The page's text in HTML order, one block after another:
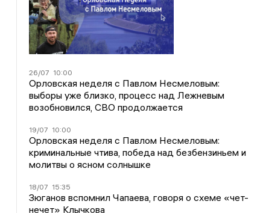
26/07 10:00
Орловская неделя с Павлом Несмеловым:
выборы уже близко, процесс над Лежневым
возобновился, СВО продолжается
19/07 10:00
Орловская неделя с Павлом Несмеловым:
криминальные чтива, победа над безбензиньем и
молитвы о ясном солнышке
18/07 15:35
Зюганов вспомнил Чапаева, говоря о схеме «чет-
нечет» Клычкова